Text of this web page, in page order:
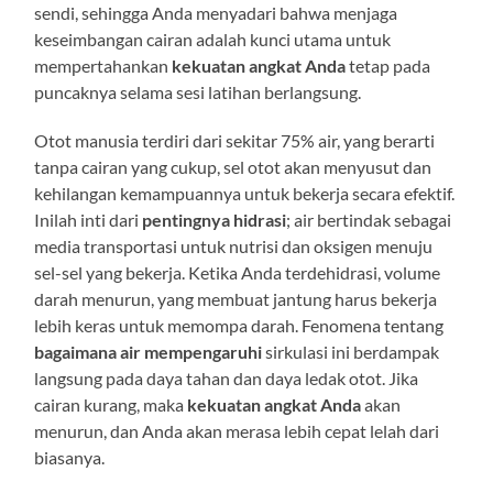
sendi, sehingga Anda menyadari bahwa menjaga
keseimbangan cairan adalah kunci utama untuk
mempertahankan kekuatan angkat Andatetap pada
puncaknya selama sesi latihan berlangsung.
Otot manusia terdiri dari sekitar 75% air, yang berarti
tanpa cairan yang cukup, sel otot akan menyusut dan
kehilangan kemampuannya untuk bekerja secara efektif.
Inilah inti dari pentingnya hidrasi; air bertindak sebagai
media transportasi untuk nutrisi dan oksigen menuju
sel-sel yang bekerja. Ketika Anda terdehidrasi, volume
darah menurun, yang membuat jantung harus bekerja
lebih keras untuk memompa darah. Fenomena tentang
bagaimana air mempengaruhisirkulasi ini berdampak
langsung pada daya tahan dan daya ledak otot. Jika
cairan kurang, maka kekuatan angkat Andaakan
menurun, dan Anda akan merasa lebih cepat lelah dari
biasanya.